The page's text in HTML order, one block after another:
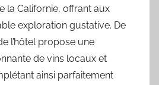
la Californie, offrant aux
exploration gustative. De
l’hôtel propose une
de vins locaux et
ainsi parfaitement